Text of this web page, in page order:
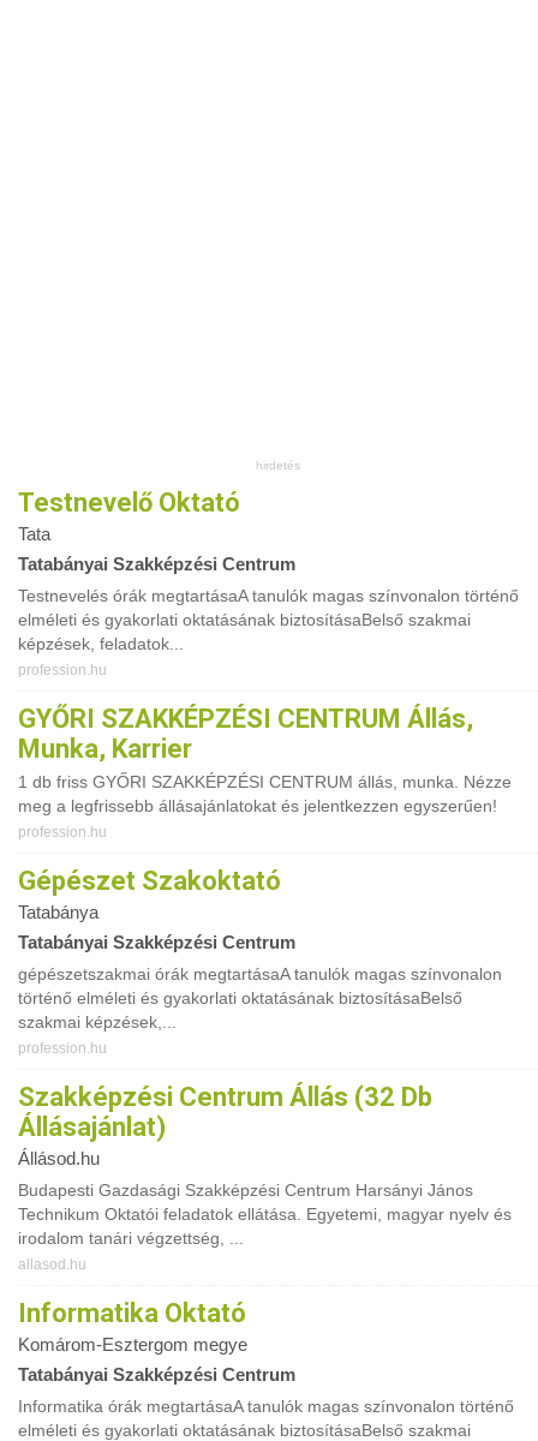
Testnevelő Oktató
Tata
Tatabányai Szakképzési Centrum
Testnevelés órák megtartásaA tanulók magas színvonalon történő
elméleti és gyakorlati oktatásának biztosításaBelső szakmai
képzések, feladatok...
profession.hu
GYŐRI SZAKKÉPZÉSI CENTRUM Állás,
Munka, Karrier
1 db friss GYŐRI SZAKKÉPZÉSI CENTRUM állás, munka. Nézze
meg a legfrissebb állásajánlatokat és jelentkezzen egyszerűen!
profession.hu
Gépészet Szakoktató
Tatabánya
Tatabányai Szakképzési Centrum
gépészetszakmai órák megtartásaA tanulók magas színvonalon
történő elméleti és gyakorlati oktatásának biztosításaBelső
szakmai képzések,...
profession.hu
Szakképzési Centrum Állás (32 Db
Állásajánlat)
Állásod.hu
Budapesti Gazdasági Szakképzési Centrum Harsányi János
Technikum Oktatói feladatok ellátása. Egyetemi, magyar nyelv és
irodalom tanári végzettség, ...
allasod.hu
Informatika Oktató
Komárom-Esztergom megye
Tatabányai Szakképzési Centrum
Informatika órák megtartásaA tanulók magas színvonalon történő
elméleti és gyakorlati oktatásának biztosításaBelső szakmai